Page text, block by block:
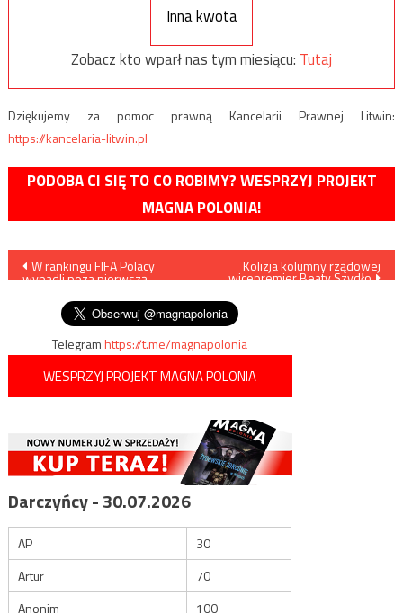
Inna kwota
Zobacz kto wparł nas tym miesiącu: Tutaj
Dziękujemy za pomoc prawną Kancelarii Prawnej Litwin:
https://kancelaria-litwin.pl
PODOBA CI SIĘ TO CO ROBIMY? WESPRZYJ PROJEKT
MAGNA POLONIA!
Nawigacja
wpisu
W rankingu FIFA Polacy
wypadli poza pierwszą
Kolizja kolumny rządowej
wicepremier Beaty Szydło
Telegramhttps://t.me/magnapolonia
WESPRZYJ PROJEKT MAGNA POLONIA
Darczyńcy - 30.07.2026
AP
30
Artur
70
Anonim
100